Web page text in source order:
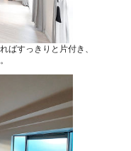
ばすっきりと片付き、